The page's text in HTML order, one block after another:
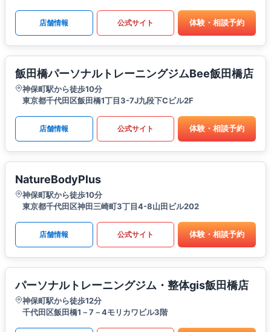
店舗情報 公式サイト 体験・相談予約
飯田橋パーソナルトレーニングジムBee飯田橋店
神保町駅から徒歩10分
東京都千代田区飯田橋1丁目3-7J九段下Cビル2F
店舗情報 公式サイト 体験・相談予約
NatureBodyPlus
神保町駅から徒歩10分
東京都千代田区神田三崎町3丁目4-8山田ビル202
店舗情報 公式サイト 体験・相談予約
パーソナルトレーニングジム・整体gis飯田橋店
神保町駅から徒歩12分
千代田区飯田橋1－7－4モリカワビル3階